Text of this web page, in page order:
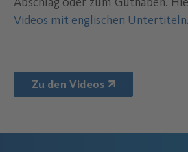
Videos mit englischen Untertiteln.
Zu den Videos